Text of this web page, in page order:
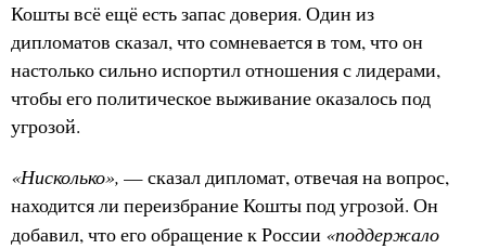
Кошты всё ещё есть запас доверия. Один из
дипломатов сказал, что сомневается в том, что он
настолько сильно испортил отношения с лидерами,
чтобы его политическое выживание оказалось под
угрозой.
«Нисколько», — сказал дипломат, отвечая на вопрос,
находится ли переизбрание Кошты под угрозой. Он
добавил, что его обращение к России «поддержало